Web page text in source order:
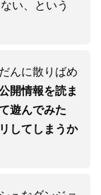
い、という
んに散りばめ
開情報を読ま
遊んでみた
してしまうか